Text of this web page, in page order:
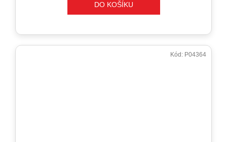
DO KOŠÍKU
Kód: P04364